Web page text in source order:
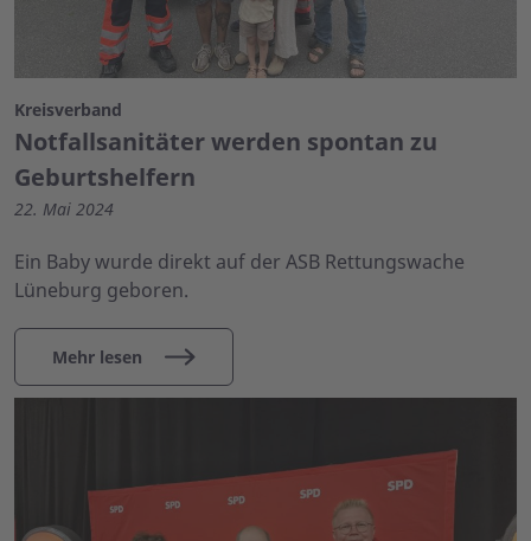
Kreisverband
Notfallsanitäter werden spontan zu
Geburtshelfern
22. Mai 2024
Ein Baby wurde direkt auf der ASB Rettungswache
Lüneburg geboren.
Mehr lesen